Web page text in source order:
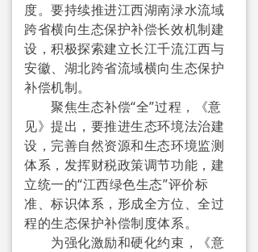
三污治理
→ 大气污染综合防治
→ 地表水污染综合防治
→ 土壤及地下水污染综合防治
中医中药
专家资源
合作伙伴
度。要持续推进江西湖南渌水流域
跨省横向生态保护补偿长效机制建
设，积极探索建立长江千流江西与
安徽、湖北跨省流域横向生态保护
补偿机制。
聚焦生态补偿“全”过程，《意
见》提出，要推进生态环境法治建
设，完善自然资源和生态环境监测
体系，发挥财税政策调节功能，建
立统一的“江西绿色生态”评价标
准、标识体系，形成全方位、全过
程的生态保护补偿制度体系。
为强化激励和硬化约束，《意